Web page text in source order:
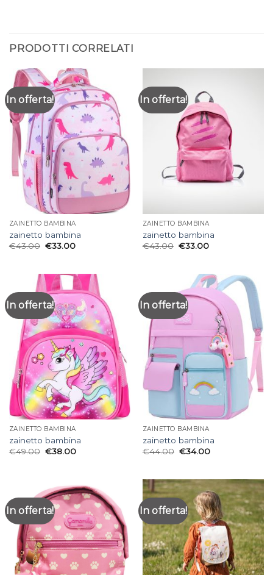
PRODOTTI CORRELATI
In offerta!
ZAINETTO BAMBINA
zainetto bambina
€43.00 €33.00
In offerta!
ZAINETTO BAMBINA
zainetto bambina
€43.00 €33.00
In offerta!
ZAINETTO BAMBINA
zainetto bambina
€49.00 €38.00
In offerta!
ZAINETTO BAMBINA
zainetto bambina
€44.00 €34.00
In offerta! In offerta!